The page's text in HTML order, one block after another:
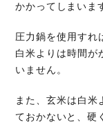
かかってしまいま
圧力鍋を使用すれ
白米よりは時間が
いません。
また、玄米は白米
ておかないと、硬